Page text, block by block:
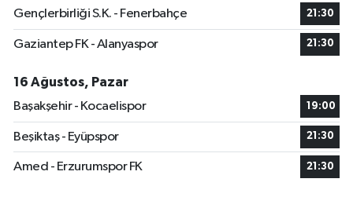
Gençlerbirliği S.K. - Fenerbahçe 21:30
Gaziantep FK - Alanyaspor 21:30
16 Ağustos, Pazar
Başakşehir - Kocaelispor
19:00
Beşiktaş - Eyüpspor 21:30
Amed - Erzurumspor FK 21:30